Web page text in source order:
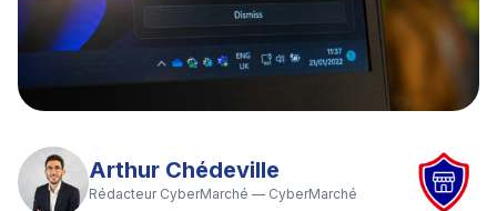
Arthur Chédeville
Rédacteur CyberMarché — CyberMarché